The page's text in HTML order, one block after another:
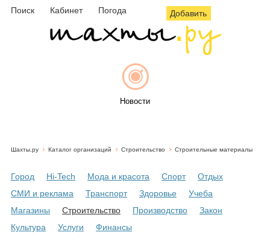
Поиск Кабинет Погода Добавить
Новости
Объявления
Шахты.ру Каталог организаций Строительство Строительные материалы
Город Hi-Tech Мода и красота Спорт
Отдых
СМИ и реклама
Транспорт Здоровье
Учеба
Магазины
Строительство Производство
Закон
Культура
Услуги Финансы